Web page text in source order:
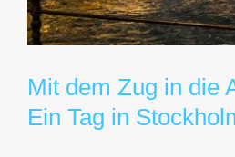
Mit dem Zug in die
Ein Tag in